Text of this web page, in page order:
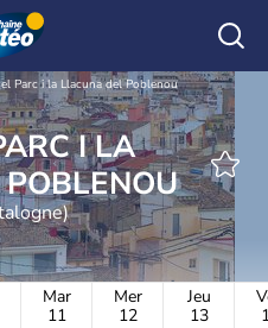
el Parc i la Llacuna del Poblenou
Mar
11
Mer
12
Jeu
13